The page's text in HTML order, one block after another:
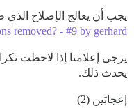
يجب أن يعالج الإصلاح الذي
removed? - #9 by gerhard
يرجى إعلامنا إذا لاحظت
يحدث ذلك.
إعجابَين (2)